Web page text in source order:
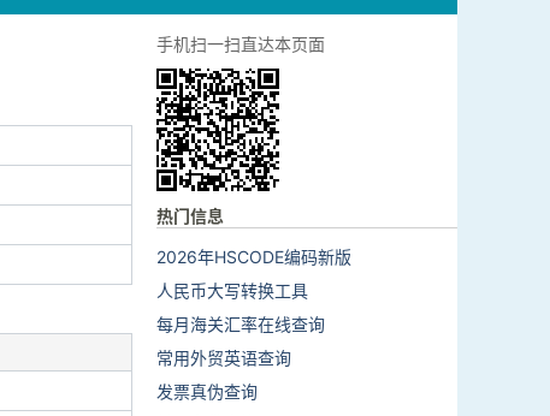
手机扫一扫直达本页面
热门信息
2026年HSCODE编码新版
人民币大写转换工具
每月海关汇率在线查询
常用外贸英语查询
发票真伪查询